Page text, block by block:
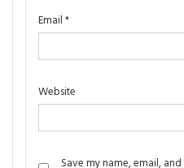
Email *
Website
Save my name, email,